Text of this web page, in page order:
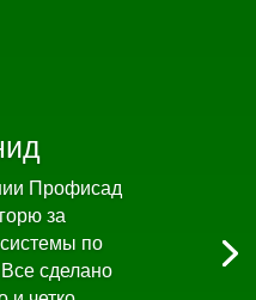
Профисад
за
по
сделано